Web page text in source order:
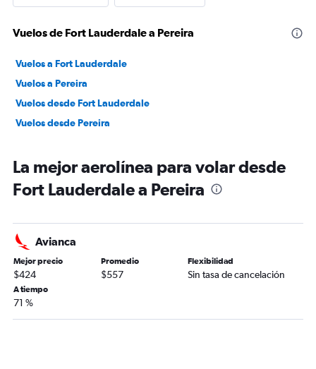
Vuelos de Fort Lauderdale a Pereira
Vuelos a Fort Lauderdale
Vuelos a Pereira
Vuelos desde Fort Lauderdale
Vuelos desde Pereira
La mejor aerolínea para volar desde
Fort Lauderdale a Pereira
Avianca
Mejor precio
$424
Promedio
$557
Flexibilidad
Sin tasa de cancelación
A tiempo
71 %